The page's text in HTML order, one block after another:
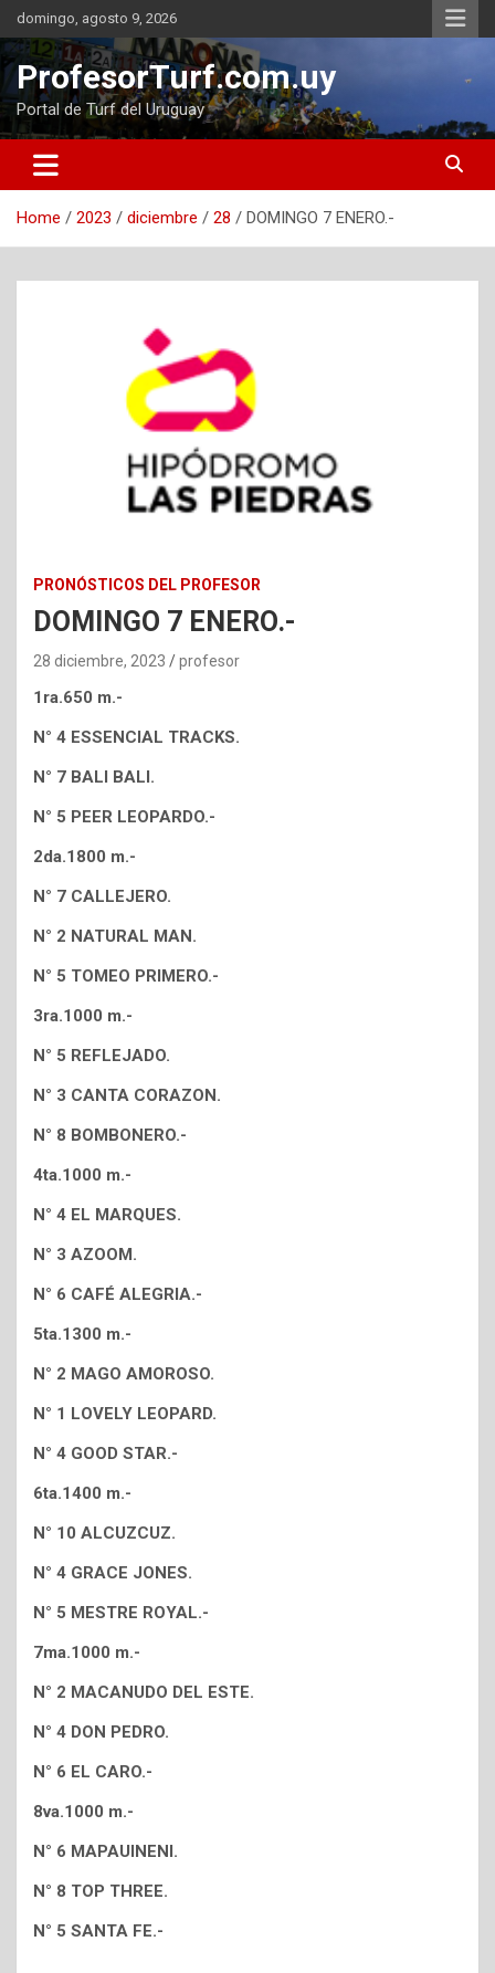
Skip
to
content
domingo, agosto 9, 2026
ProfesorTurf.com.uy
Portal de Turf del Uruguay
Home 2023 diciembre 28 DOMINGO 7 ENERO.-
PRONÓSTICOS DEL PROFESOR
DOMINGO 7 ENERO.-
28 diciembre, 2023 profesor
1ra.650 m.-
N° 4 ESSENCIAL TRACKS.
N° 7 BALI BALI.
N° 5 PEER LEOPARDO.-
2da.1800 m.-
N° 7 CALLEJERO.
N° 2 NATURAL MAN.
N° 5 TOMEO PRIMERO.-
3ra.1000 m.-
N° 5 REFLEJADO.
N° 3 CANTA CORAZON.
N° 8 BOMBONERO.-
4ta.1000 m.-
N° 4 EL MARQUES.
N° 3 AZOOM.
N° 6 CAFÉ ALEGRIA.-
5ta.1300 m.-
N° 2 MAGO AMOROSO.
N° 1 LOVELY LEOPARD.
N° 4 GOOD STAR.-
6ta.1400 m.-
N° 10 ALCUZCUZ.
N° 4 GRACE JONES.
N° 5 MESTRE ROYAL.-
7ma.1000 m.-
N° 2 MACANUDO DEL ESTE.
N° 4 DON PEDRO.
N° 6 EL CARO.-
8va.1000 m.-
N° 6 MAPAUINENI.
N° 8 TOP THREE.
N° 5 SANTA FE.-